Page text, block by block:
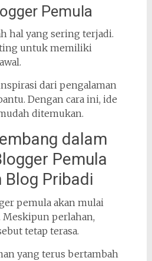
Pemula
hal yang sering terjadi.
untuk memiliki
dari pengalaman
Dengan cara ini, ide
ditemukan.
dalam
Pemula
Blog Pribadi
pemula akan mulai
perlahan,
tetap terasa.
yang terus bertambah